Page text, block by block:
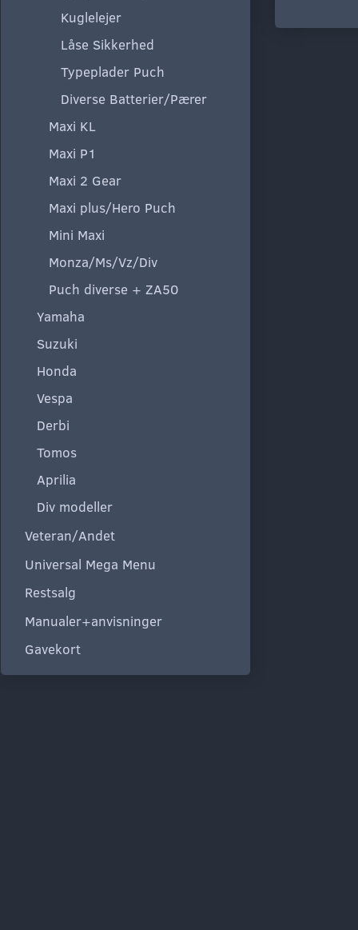
Kuglelejer
Låse Sikkerhed
Typeplader Puch
Diverse Batterier/Pærer
Maxi KL
Maxi P1
Maxi 2 Gear
Maxi plus/Hero Puch
Mini Maxi
Monza/Ms/Vz/Div
Puch diverse + ZA50
Yamaha
Suzuki
Honda
Vespa
Derbi
Tomos
Aprilia
Div modeller
Veteran/Andet
Universal Mega Menu
Restsalg
Manualer+anvisninger
Gavekort